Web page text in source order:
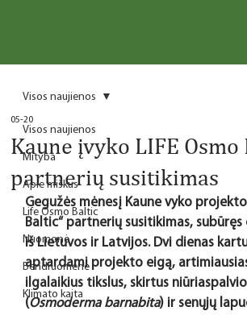
Visos naujienos
Mityba
Apie miškus
Life Osmo Baltic
Nuomonė
Bendruomenė
Klimato kaita
Visos naujienos
Kaune įvyko LIFE Osmo
partnerių susitikimas
05-20
Gegužės mėnesį Kaune vyko projekto
Baltic“ partnerių susitikimas,
iš Lietuvos ir Latvijos. Dvi dienas
aptardami projekto eigą,
ilgalaikius tikslus, skirtus
(Osmoderma barnabita) ir senųjų